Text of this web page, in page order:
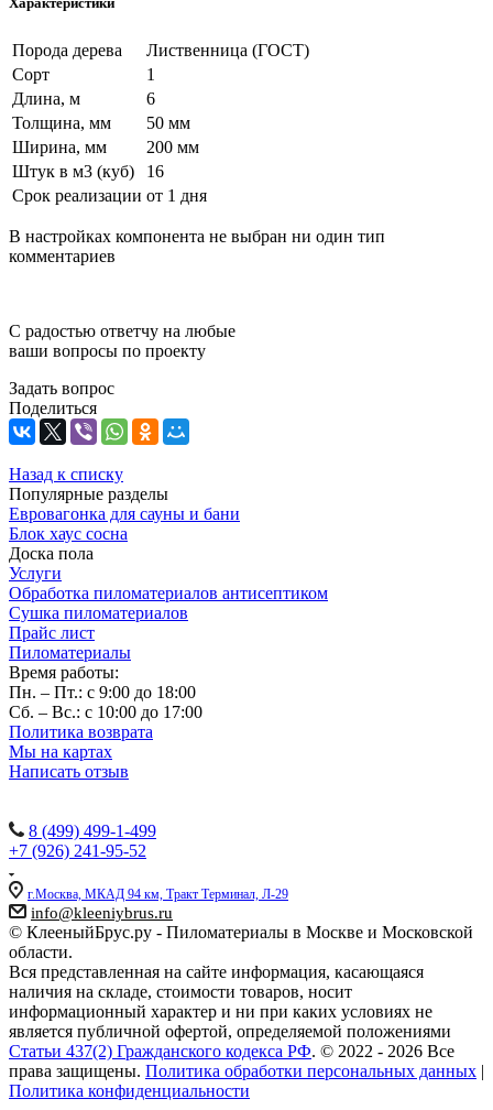
Порода дерева
Лиственница (ГОСТ)
Сорт
1
Длина, м
6
Толщина, мм
50 мм
Ширина, мм
200 мм
Штук в м3 (куб)
16
Срок реализации от 1 дня
В настройках компонента не выбран ни один тип
комментариев
С радостью ответчу на любые
ваши вопросы по проекту
Задать вопрос
Поделиться
Назад к списку
Популярные разделы
Евровагонка для сауны и бани
Блок хаус сосна
Доска пола
Услуги
Обработка пиломатериалов антисептиком
Сушка пиломатериалов
Прайс лист
Пиломатериалы
Время работы:
Пн. – Пт.: с 9:00 до 18:00
Сб. – Вс.: с 10:00 до 17:00
Политика возврата
Мы на картах
Написать отзыв
8 (499) 499-1-499
+7 (926) 241-95-52
г.Москва, МКАД 94 км, Тракт Терминал, Л-29
info@kleeniybrus.ru
© КлееныйБрус.ру - Пиломатериалы в Москве и Московской
области.
Вся представленная на сайте информация, касающаяся
наличия на складе, стоимости товаров, носит
информационный характер и ни при каких условиях не
является публичной офертой, определяемой положениями
Статьи 437(2) Гражданского кодекса РФ. © 2022 - 2026 Все
права защищены. Политика обработки персональных данных |
Политика конфиденциальности